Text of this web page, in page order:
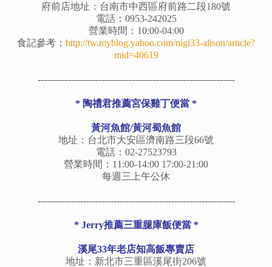
府前店地址：台南市中西區府前路二段180號
電話：0953-242025
營業時間：10:00-04:00
食記參考： http://tw.myblog.yahoo.com/nigi33-alison/article?
mid=40619
-----------------------------------------------------------------
* 陶禮君推薦宮保雞丁便當 *
黃河魚館/黃河蜀魚館
地址：台北市大安區濟南路三段66號
電話：02-27523793
營業時間：11:00-14:00 17:00-21:00
每週三上午公休
-----------------------------------------------------------------
* Jerry推薦三重腿庫飯便當 *
溪尾33年老店知高飯專賣店
地址：新北市三重區溪尾街206號